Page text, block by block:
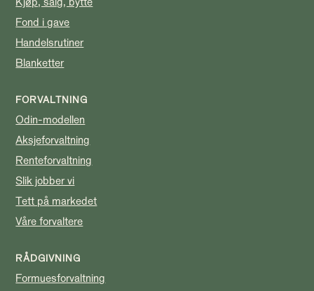
Fond i gave
Handelsrutiner
Blanketter
FORVALTNING
Odin-modellen
Aksjeforvaltning
Renteforvaltning
Slik jobber vi
Tett på markedet
Våre forvaltere
RÅDGIVNING
Formuesforvaltning